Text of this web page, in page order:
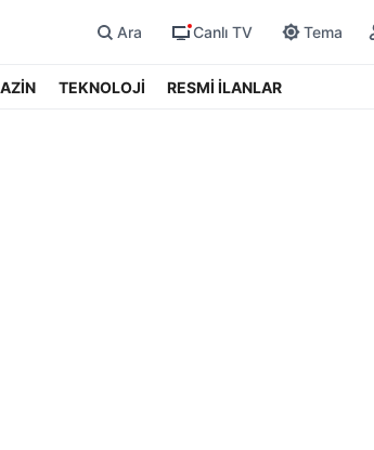
Ara Canlı TV Tema
TEKNOLOJİ RESMİ İLANLAR